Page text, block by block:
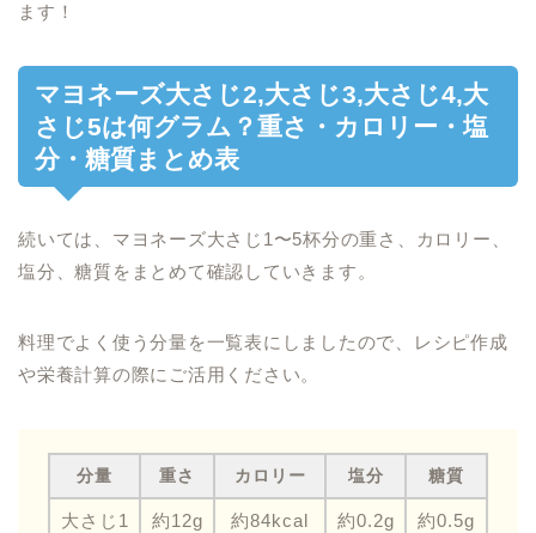
ます！
マヨネーズ大さじ2,大さじ3,大さじ4,大
さじ5は何グラム？重さ・カロリー・塩
分・糖質まとめ表
続いては、マヨネーズ大さじ1〜5杯分の重さ、カロリー、
塩分、糖質をまとめて確認していきます。
料理でよく使う分量を一覧表にしましたので、レシピ作成
や栄養計算の際にご活用ください。
分量 重さ カロリー 塩分 糖質
大さじ1 約12g 約84kcal 約0.2g 約0.5g